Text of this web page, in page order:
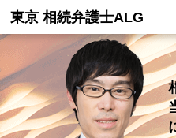
東京 相続弁護士ALG